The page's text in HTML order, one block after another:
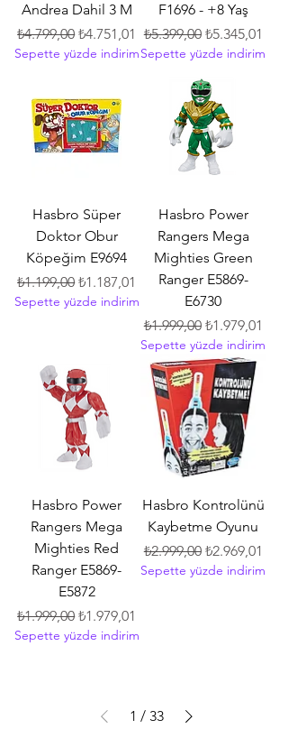
Andrea Dahil 3 M
Normal Fiyat
₺4.799,00İndirimli Fiyat
₺4.751,01
Sepette yüzde indirim
F1696 - +8 Yaş
Normal Fiyat
₺5.399,00 İndirimli Fiyat
₺5.345,01
Sepette yüzde indirim
Hasbro Süper
Doktor Obur
Köpeğim E9694
Normal Fiyat
₺1.199,00İndirimli Fiyat
₺1.187,01
Sepette yüzde indirim
Hasbro Power
Rangers Mega
Mighties Green
Ranger E5869-
E6730
Normal Fiyat
₺1.999,00 İndirimli Fiyat
₺1.979,01
Sepette yüzde indirim
Hasbro Power
Rangers Mega
Mighties Red
Ranger E5869-
E5872
Normal Fiyat
₺1.999,00İndirimli Fiyat
₺1.979,01
Sepette yüzde indirim
Hasbro Kontrolünü
Kaybetme Oyunu
Normal Fiyat
₺2.999,00 İndirimli Fiyat
₺2.969,01
Sepette yüzde indirim
1 / 33